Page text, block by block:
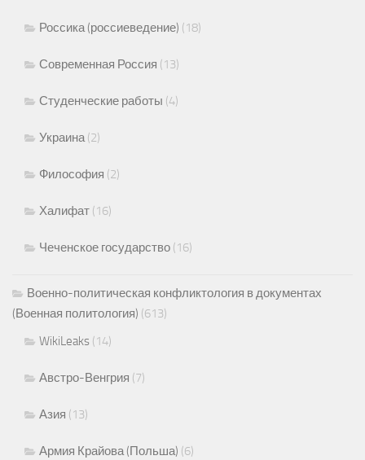
Россика (россиеведение) (18)
Современная Россия (13)
Студенческие работы (4)
Украина(2)
Философия (2)
Халифат (16)
Чеченское государство (16)
Военно-политическая конфликтология в документах
(Военная политология) (613)
WikiLeaks (14)
Австро-Венгрия (7)
Азия (13)
Армия Крайова (Польша) (6)